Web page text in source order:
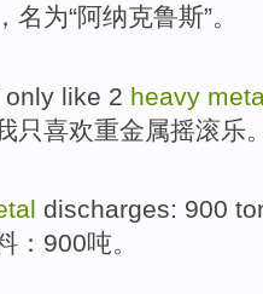
， 名为“阿纳克鲁斯”。
only like 2 heavy
只喜欢重金属摇滚乐
discharges: 900
：900吨。